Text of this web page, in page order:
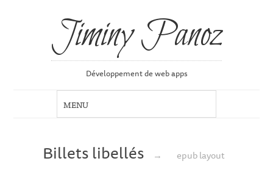
Jiminy Panoz
Développement de web apps
Billets libellés → epub layout